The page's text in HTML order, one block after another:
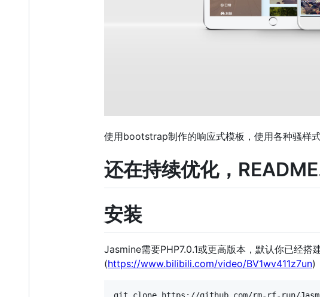
使用bootstrap制作的响应式模板，使用各种骚样
还在持续优化，
安装
Jasmine需要PHP7.0.1或更高版本，默认你已经
(https://www.bilibili.com/video/BV1wv411z7un)